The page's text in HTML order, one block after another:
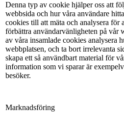
Denna typ av cookie hjälper oss att
webbsida och hur våra användare
cookies till att mäta och analysera för
förbättra användarvänligheten på vår
av våra insamlade cookies analysera
webbplatsen, och ta bort irrelevanta
skapa ett så användbart material för
information som vi sparar är
besöker.
Marknadsföring